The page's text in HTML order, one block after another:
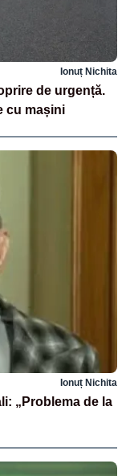
Ionuț Nichita
de urgență.
cu mașini
Ionuț Nichita
„Problema de la